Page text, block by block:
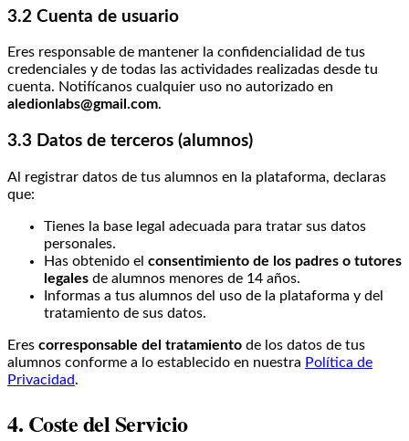
3.2 Cuenta de usuario
Eres responsable de mantener la confidencialidad de tus
credenciales y de todas las actividades realizadas desde tu
cuenta. Notifícanos cualquier uso no autorizado en
aledionlabs@gmail.com.
3.3 Datos de terceros (alumnos)
Al registrar datos de tus alumnos en la plataforma, declaras
que:
Tienes la base legal adecuada para tratar sus datos
personales.
Has obtenido el consentimiento de los padres o tutores
legales de alumnos menores de 14 años.
Informas a tus alumnos del uso de la plataforma y del
tratamiento de sus datos.
Eres corresponsable del tratamiento de los datos de tus
alumnos conforme a lo establecido en nuestra Política de
Privacidad.
4. Coste del Servicio